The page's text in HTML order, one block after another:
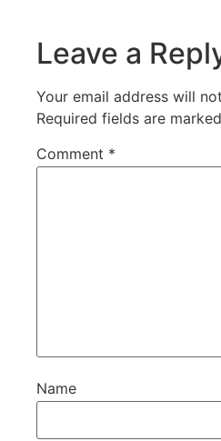
Leave a
Your email address will
Required fields are marked
Comment *
Name